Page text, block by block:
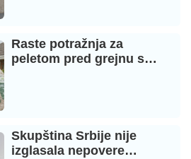
Raste potražnja za
peletom pred grejnu s…
Skupština Srbije nije
izglasala nepovere…